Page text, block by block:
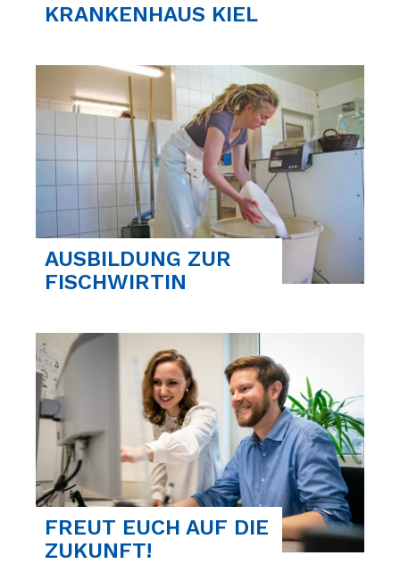
KRANKENHAUS KIEL
AUSBILDUNG ZUR
FISCHWIRTIN
FREUT EUCH AUF DIE
ZUKUNFT!